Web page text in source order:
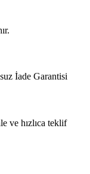
İade Garantisi
ve hızlıca teklif